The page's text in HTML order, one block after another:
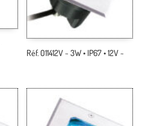
Réf. 011412V ~ 3W • IP67 • 12V ~